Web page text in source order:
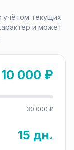
учётом текущих
и может
10 000 ₽
30 000 ₽
15 дн.